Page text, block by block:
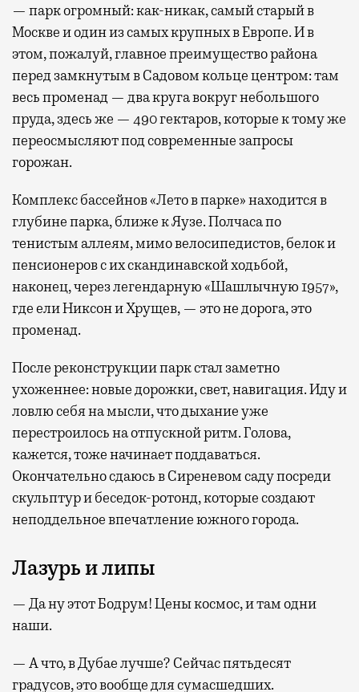
— парк огромный: как-никак, самый старый в
Москве и один из самых крупных в Европе. И в
этом, пожалуй, главное преимущество района
перед замкнутым в Садовом кольце центром: там
весь променад — два круга вокруг небольшого
пруда, здесь же — 490 гектаров, которые к тому же
переосмысляют под современные запросы
горожан.
Комплекс бассейнов «Лето в парке» находится в
глубине парка, ближе к Яузе. Полчаса по
тенистым аллеям, мимо велосипедистов, белок и
пенсионеров с их скандинавской ходьбой,
наконец, через легендарную «Шашлычную 1957»,
где ели Никсон и Хрущев, — это не дорога, это
променад.
После реконструкции парк стал заметно
ухоженнее: новые дорожки, свет, навигация. Иду и
ловлю себя на мысли, что дыхание уже
перестроилось на отпускной ритм. Голова,
кажется, тоже начинает поддаваться.
Окончательно сдаюсь в Сиреневом саду посреди
скульптур и беседок-ротонд, которые создают
неподдельное впечатление южного города.
Лазурь и липы
— Да ну этот Бодрум! Цены космос, и там одни
наши.
— А что, в Дубае лучше? Сейчас пятьдесят
градусов, это вообще для сумасшедших.